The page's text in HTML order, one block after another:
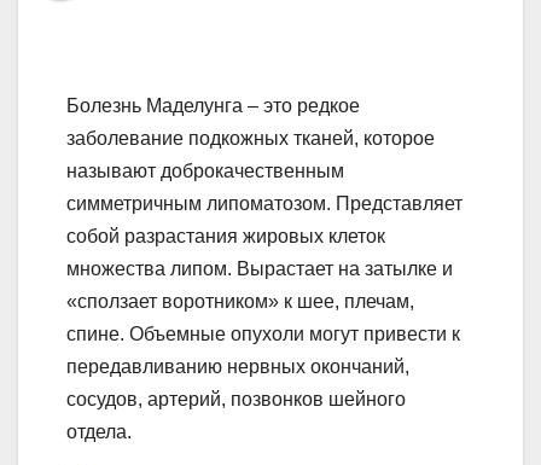
Болезнь Маделунга – это редкое
заболевание подкожных тканей, которое
называют доброкачественным
симметричным липоматозом. Представляет
собой разрастания жировых клеток
множества липом. Вырастает на затылке и
«сползает воротником» к шее, плечам,
спине. Объемные опухоли могут привести к
передавливанию нервных окончаний,
сосудов, артерий, позвонков шейного
отдела.